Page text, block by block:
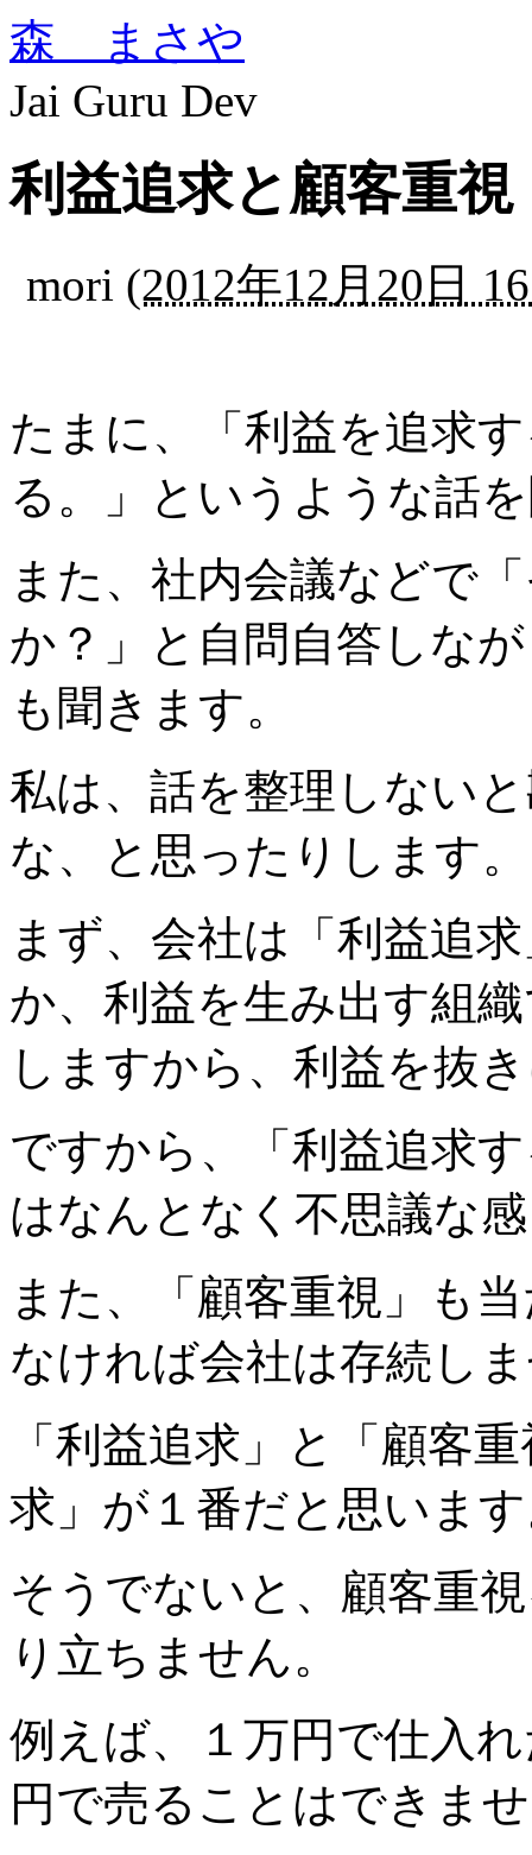
森 まさや
Jai Guru Dev
利益追求と顧客重視
mori (2012年12月20日
たまに、「利益を追求
る。」というような話
また、社内会議などで
か？」と自問自答しな
も聞きます。
私は、話を整理しない
な、と思ったりします。
まず、会社は「利益追
か、利益を生み出す組
しますから、利益を抜
ですから、「利益追求
はなんとなく不思議な
また、「顧客重視」も
なければ会社は存続し
「利益追求」と「顧客
求」が１番だと思いま
そうでないと、顧客重
り立ちません。
例えば、１万円で仕入
円で売ることはできま